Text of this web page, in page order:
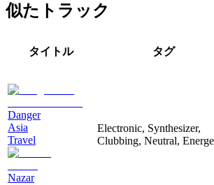
似たトラック
タイトル タグ
Danger
Asia
Travel
Nazar
Electronic, Synthesizer,
Clubbing, Neutral,